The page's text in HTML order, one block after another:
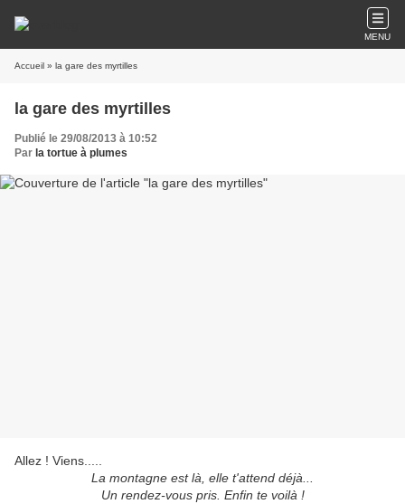
MENU
Accueil » la gare des myrtilles
la gare des myrtilles
Publié le 29/08/2013 à 10:52
Par la tortue à plumes
Allez ! Viens.....
La montagne est là, elle t'attend déjà...
Un rendez-vous pris. Enfin te voilà !